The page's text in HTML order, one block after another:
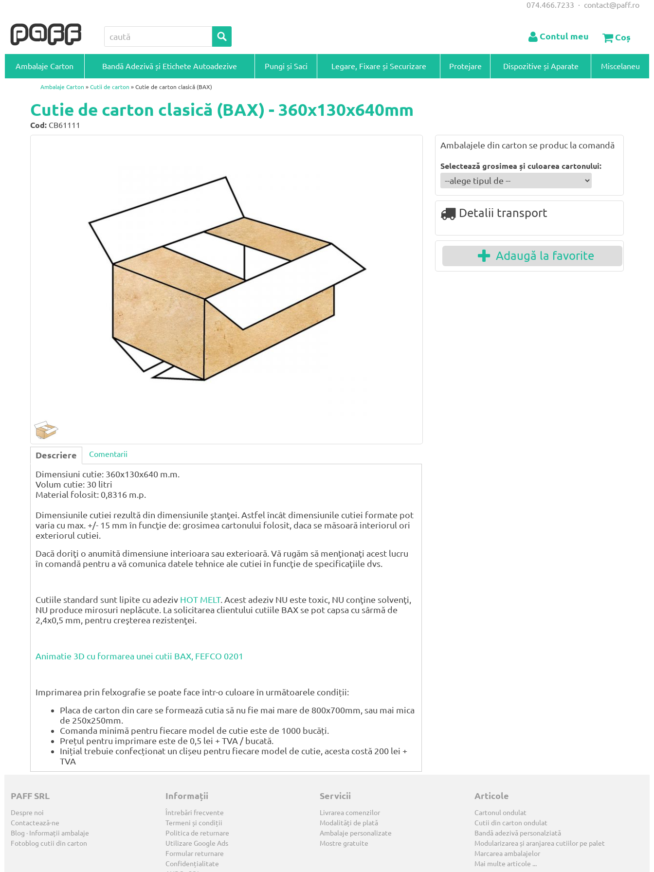
Contul meu Coș
074.466.7233 · contact@paff.ro
Ambalaje Carton Bandă Adezivă și Etichete Autoadezive Pungi și Saci Legare, Fixare și Securizare Protejare Dispozitive și Aparate Miscelaneu
Ambalaje Carton » Cutii de carton » Cutie de carton clasică (BAX)
Cutie de carton clasică (BAX) - 360x130x640mm
Cod: CB61111
Ambalajele din carton se produc la comandă
Selectează grosimea și culoarea cartonului:
Detalii transport
Adaugă la favorite
Descriere Comentarii
Dimensiuni cutie: 360x130x640 m.m.
Volum cutie: 30 litri
Material folosit: 0,8316 m.p.
Dimensiunile cutiei rezultă din dimensiunile ştanţei. Astfel încât dimensiunile cutiei formate pot
varia cu max. +/- 15 mm în funcţie de: grosimea cartonului folosit, daca se măsoară interiorul ori
exteriorul cutiei.
Dacă doriţi o anumită dimensiune interioara sau exterioară. Vă rugăm să menţionaţi acest lucru
în comandă pentru a vă comunica datele tehnice ale cutiei în funcţie de specificaţiile dvs.
Cutiile standard sunt lipite cu adeziv HOT MELT. Acest adeziv NU este toxic, NU conţine solvenţi,
NU produce mirosuri neplăcute. La solicitarea clientului cutiile BAX se pot capsa cu sârmă de
2,4x0,5 mm, pentru creşterea rezistenţei.
Animatie 3D cu formarea unei cutii BAX, FEFCO 0201
Imprimarea prin felxografie se poate face într-o culoare în următoarele condiții:
Placa de carton din care se formează cutia să nu fie mai mare de 800x700mm, sau mai mica
de 250x250mm.
Comanda minimă pentru fiecare model de cutie este de 1000 bucăți.
Prețul pentru imprimare este de 0,5 lei + TVA / bucată.
Inițial trebuie confecționat un clișeu pentru fiecare model de cutie, acesta costă 200 lei +
TVA
PAFF SRL
Despre noi
Contactează-ne
Blog · Informații ambalaje
Fotoblog cutii din carton
Informații
Întrebări frecvente
Termeni și condiții
Politica de returnare
Utilizare Google Ads
Formular returnare
Confidențialitate
Servicii
Livrarea comenzilor
Modalități de plată
Ambalaje personalizate
Mostre gratuite
Articole
Cartonul ondulat
Cutii din carton ondulat
Bandă adezivă personalziată
Modularizarea și aranjarea cutiilor pe palet
Marcarea ambalajelor
Mai multe articole ...